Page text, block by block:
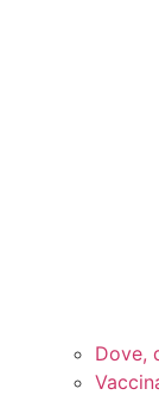
Dove,